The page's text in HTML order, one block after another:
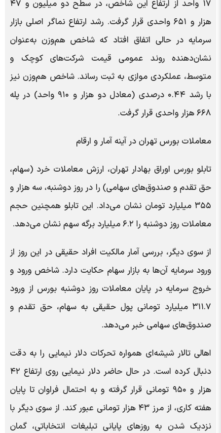
۱۷ واحد از ارتفاع این شاخص، در سطح دو میلیون و ۴۷
هزار و ۶۵۱ واحدی قرار گرفت. رشد ارتفاع نماگر اصلی بازار
سرمایه در حالی اتفاق افتاد که شاخص هم‌وزن به‌عنوان
نشان‌دهنده روند عمومی قیمت شرکت‌های کوچک و
متوسط، عملکردی موازی به ثبت رساند. شاخص هم‌وزن نیز
با رشد ۰.۴۴ درصدی (معادل دو هزار و ۹۱۰ واحد) در پله
۶۶۸ هزار واحدی قرار گرفت.
معاملات بورس تهران در آینه آمار و ارقام
تابلو بورس اوراق بهادار تهران، ارزش معاملات خرد (سهام،
حق تقدم و صندوق‌های سهامی) را در روز دوشنبه، سه هزار و
۳۵۵ میلیارد تومان نشان می‌داد. این تابلو همچنین حجم
معاملات روز دوشنبه را ۶.۲ میلیارد برگه سهم نشان می‌دهد.
از سوی دیگر، بررسی آمار مالکیت افراد حقیقی در این روز از
ورود سرمایه آن‌ها به بازار سهام حکایت دارد. شاخص ورود و
خروج سرمایه در پایان معاملات روز دوشنبه بورس از ورود
۳۱۱.۷ میلیارد تومانی پول حقیقی به سهام، حق تقدم و
صندوق‌های سهامی خبر می‌دهد.
اهالی تالار شیشه‌ای همواره تحرکات دلار نیمایی را به دقت
دنبال کرده است. در حال حاضر دلار نیمایی روی ارتفاع ۴۲
هزار و ۹۵۰ تومانی قرار گرفته و به احتمال فراوان تا پایان
هفته کاری، از مرز ۴۳ هزار تومانی عبور کند. از سوی دیگر با
نزدیک شدن به روزهای پایانی تبلیغات انتخاباتی، گمان